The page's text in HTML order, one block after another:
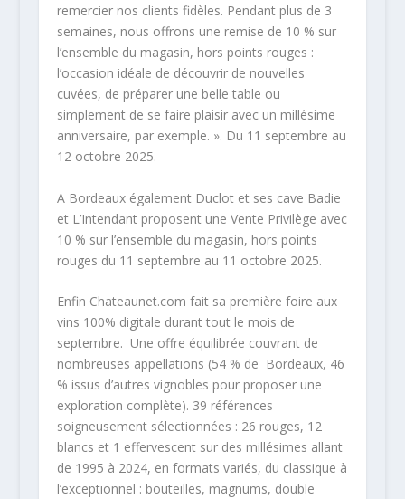
remercier nos clients fidèles. Pendant plus de 3
semaines, nous offrons une remise de 10 % sur
l’ensemble du magasin, hors points rouges :
l’occasion idéale de découvrir de nouvelles
cuvées, de préparer une belle table ou
simplement de se faire plaisir avec un millésime
anniversaire, par exemple. ». Du 11 septembre au
12 octobre 2025.
A Bordeaux également Duclot et ses cave Badie
et L’Intendant proposent une Vente Privilège avec
10 % sur l’ensemble du magasin, hors points
rouges du 11 septembre au 11 octobre 2025.
Enfin Chateaunet.com fait sa première foire aux
vins 100% digitale durant tout le mois de
septembre. Une offre équilibrée couvrant de
nombreuses appellations (54 % de Bordeaux, 46
% issus d’autres vignobles pour proposer une
exploration complète). 39 références
soigneusement sélectionnées : 26 rouges, 12
blancs et 1 effervescent sur des millésimes allant
de 1995 à 2024, en formats variés, du classique à
l’exceptionnel : bouteilles, magnums, double